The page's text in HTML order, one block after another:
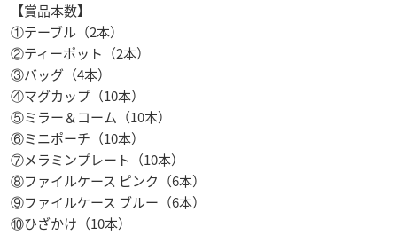
【賞品本数】
①テーブル（2本）
②ティーポット（2本）
③バッグ（4本）
④マグカップ（10本）
⑤ミラー＆コーム（10本）
⑥ミニポーチ（10本）
⑦メラミンプレート（10本）
⑧ファイルケース ピンク（6本）
⑨ファイルケース ブルー（6本）
⑩ひざかけ（10本）